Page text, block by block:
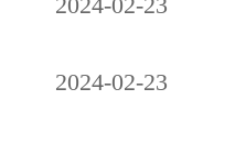
2024-02-23
2024-02-23